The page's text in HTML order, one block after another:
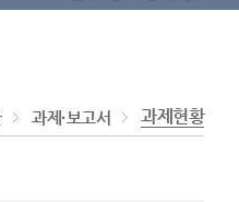
과제·보고서 과제현황